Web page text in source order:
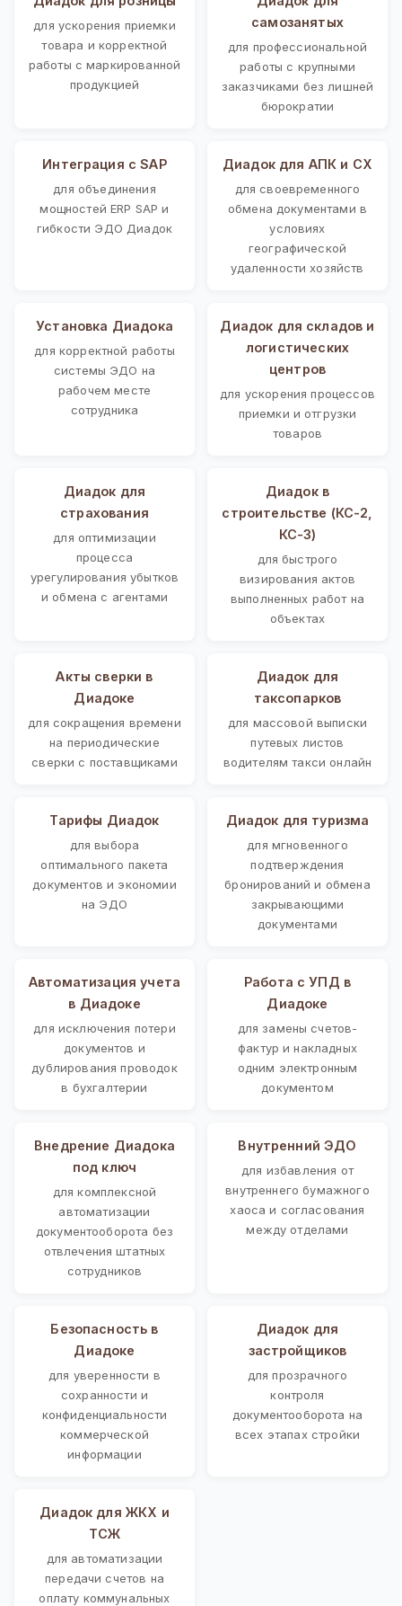
для ускорения приемки
товара и корректной
работы с маркированной
продукцией
самозанятых
для профессиональной
работы с крупными
заказчиками без лишней
бюрократии
Интеграция с SAP
для объединения
мощностей ERP SAP и
гибкости ЭДО Диадок
Диадок для АПК и СХ
для своевременного
обмена документами в
условиях
географической
удаленности хозяйств
Установка Диадока
для корректной работы
системы ЭДО на
рабочем месте
сотрудника
Диадок для складов и
логистических
центров
для ускорения процессов
приемки и отгрузки
товаров
Диадок для
страхования
для оптимизации
процесса
урегулирования убытков
и обмена с агентами
Диадок в
строительстве (КС-2,
КС-3)
для быстрого
визирования актов
выполненных работ на
объектах
Акты сверки в
Диадоке
для сокращения времени
на периодические
сверки с поставщиками
Диадок для
таксопарков
для массовой выписки
путевых листов
водителям такси онлайн
Тарифы Диадок
для выбора
оптимального пакета
документов и экономии
на ЭДО
Диадок для туризма
для мгновенного
подтверждения
бронирований и обмена
закрывающими
документами
Автоматизация учета
в Диадоке
для исключения потери
документов и
дублирования проводок
в бухгалтерии
Работа с УПД в
Диадоке
для замены счетов-
фактур и накладных
одним электронным
документом
Внедрение Диадока
под ключ
для комплексной
автоматизации
документооборота без
отвлечения штатных
сотрудников
Внутренний ЭДО
для избавления от
внутреннего бумажного
хаоса и согласования
между отделами
Безопасность в
Диадоке
для уверенности в
сохранности и
конфиденциальности
коммерческой
информации
Диадок для
застройщиков
для прозрачного
контроля
документооборота на
всех этапах стройки
Диадок для ЖКХ и
ТСЖ
для автоматизации
передачи счетов на
оплату коммунальных